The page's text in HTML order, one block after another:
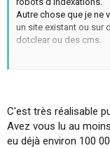
Autre chose que je ne
un site existant ou sur
dotclear ou des cms.
Ne le prenez surtout
A+
C'est très réalisable
Avez vous lu au
eu déjà environ 100